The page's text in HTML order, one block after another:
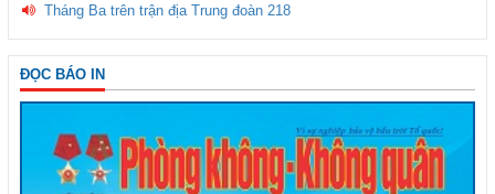
Tháng Ba trên trận địa Trung đoàn 218
ĐỌC BÁO IN